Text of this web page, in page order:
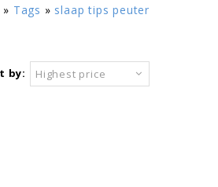
» Tags » slaap tips peuter
by: Highest price